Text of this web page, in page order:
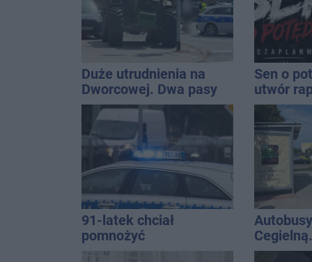
Duże utrudnienia na
Dworcowej. Dwa pasy
blokowała przyczepa od
ciągnika
Sen o
utwór
91-latek chciał
pomnożyć
oszczędności. Stracił
remontu